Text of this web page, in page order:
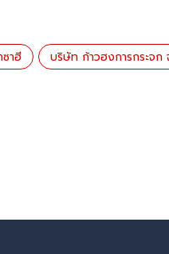
ซาฮี บริษัท ก้าวฮงการกระจก